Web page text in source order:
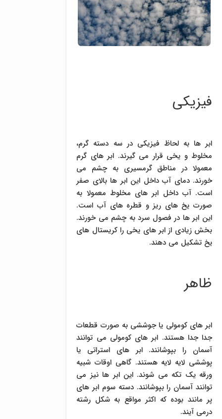
فیزیکی
ابر ها به لحاظ فیزیکی در سه دسته گرم،
مخلوط و یخی قرار می گیرند. ابر های گرم
معمولا در مناطق گرمسیری به چشم می
خورند. دمای آب داخل این ابر ها بالای صفر
است. آب داخل ابر های مخلوط معمولا به
صورت یخ های ریز و قطره های آب است.
این ابر ها در فصول سرد به چشم می خورند.
بخش زیادی از ابر های یخی را کریستال های
یخ تشکیل می دهند.
ظاهر
ابر های کومولی یا جوششی به صورت قطعات
جدا جدا هستند. ابر های کومولی می توانند
آسمان را بپوشانند. ابر های استراتی یا
پوششی لایه لایه هستند. گاهی اوقات شبیه
ورقه یک تکه می شوند. این ابر ها نیز می
توانند آسمان را بپوشانند. دسته سوم ابر های
پر مانند بوده که اکثر مواقع به شکل رشته
درمی آیند.